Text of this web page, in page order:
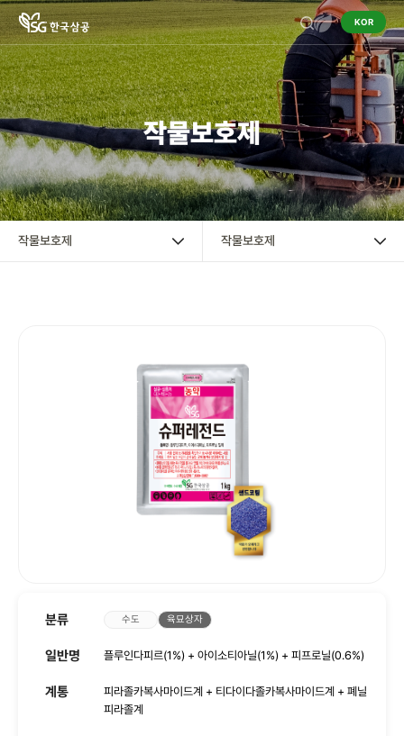
KOR
기업정보
작물보호제
작물보호제
작물보호제
작물보호제 작물보호제
분류 수도 육묘상자
일반명 플루인다피르(1%) + 아이소티아닐(1%) + 피프로닐(0.6%)
계통
피라졸카복사마이드계 + 티다이다졸카복사마이드계 + 폐닐
피라졸계